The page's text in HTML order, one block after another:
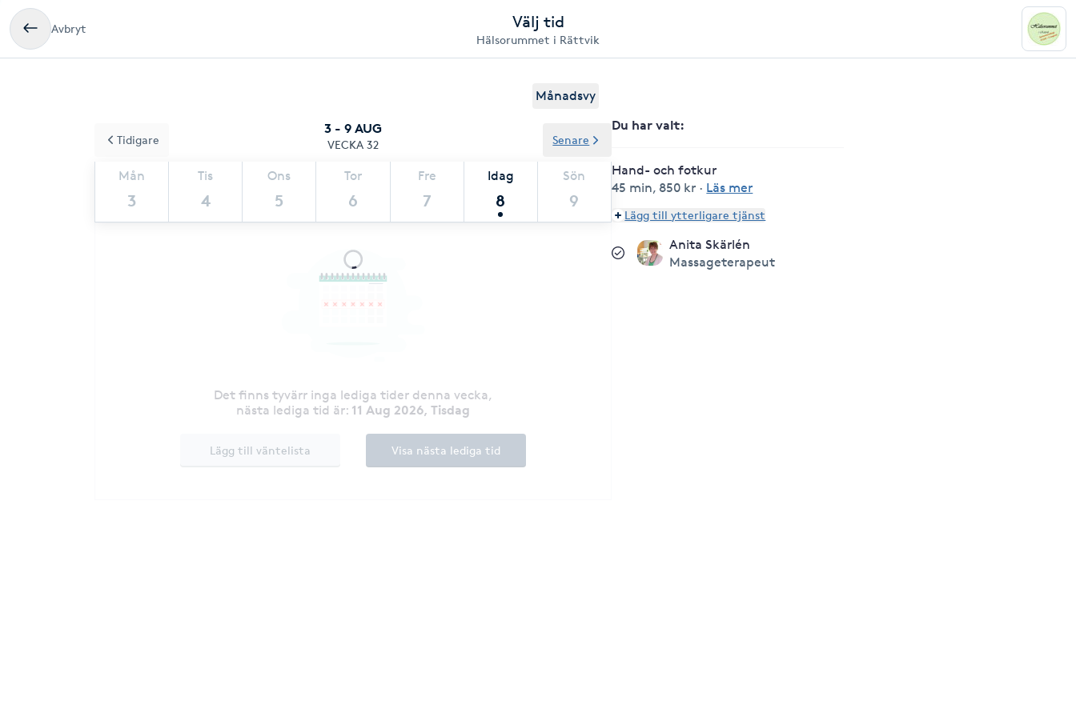
Avbryt Välj tid
Hälsorummet i Rättvik
Månadsvy
3 - 9 AUG
VECKA 32
Mån
3
Tis
4
Ons
5
Tor
6
Fre
7
Idag
8
Sön
9
Tidigare Senare
Det finns tyvärr inga lediga tider denna vecka,
nästa lediga tid är: 11 Aug 2026, Tisdag
Lägg till väntelista Visa nästa lediga tid
Du har valt:
Hand- och fotkur
45 min,850 kr · Läs mer
Lägg till ytterligare tjänst
Anita Skärlén
Massageterapeut